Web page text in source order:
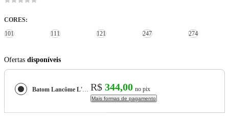
CORES:
101
111 121 247 274
Ofertas disponíveis
Batom Lancôme L'Absolu Rouge Intimatte R$ 344,00 no pix
Mais formas de pagamento